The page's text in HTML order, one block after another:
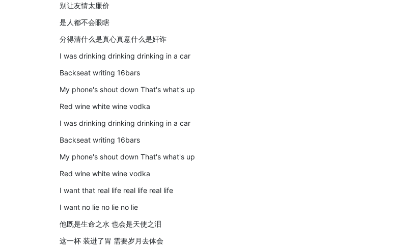
别让友情太廉价
是人都不会眼瞎
分得清什么是真心真意什么是奸诈
I was drinking drinking drinking in a car
Backseat writing 16bars
My phone's shout down That's what's up
Red wine white wine vodka
I was drinking drinking drinking in a car
Backseat writing 16bars
My phone's shout down That's what's up
Red wine white wine vodka
I want that real life real life real life
I want no lie no lie no lie
他既是生命之水 也会是天使之泪
这一杯 装进了胃 需要岁月去体会